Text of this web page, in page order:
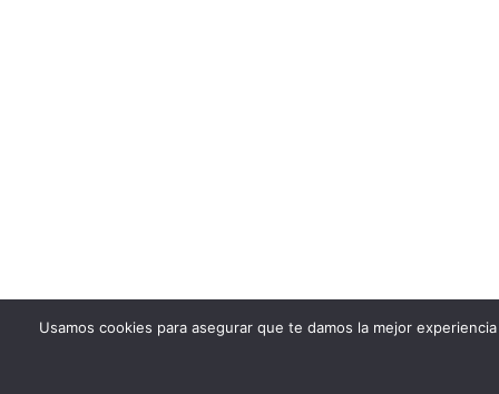
Usamos cookies para asegurar que te damos la mejor